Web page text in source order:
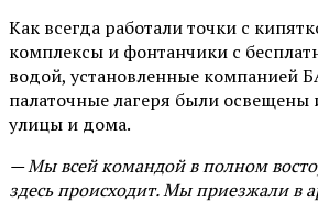
Как всегда работали точки с
комплексы и фонтанчики с
водой, установленные компанией
палаточные лагеря были освещены
улицы и дома.
— Мы всей командой в полном
здесь происходит. Мы приезжали в